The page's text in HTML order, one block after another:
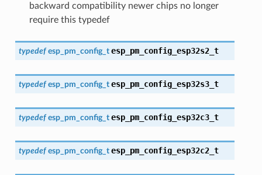
backward compatibility newer chips no longer
require this typedef
typedef esp_pm_config_t esp_pm_config_esp32s2_t
typedef esp_pm_config_t esp_pm_config_esp32s3_t
typedef esp_pm_config_t esp_pm_config_esp32c3_t
typedef esp_pm_config_t esp_pm_config_esp32c2_t